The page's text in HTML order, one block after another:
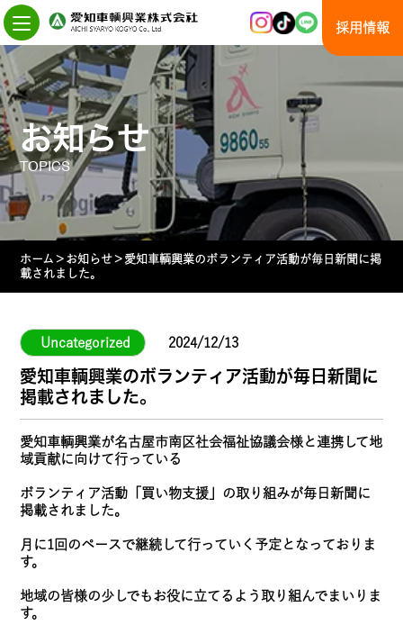
Skip
to
the
content
採用情報
お知らせ
TOPICS
ホーム ＞ お知らせ＞ 愛知車輌興業のボランティア活動が毎日新聞に掲
載されました。
Uncategorized 2024/12/13
愛知車輌興業のボランティア活動が毎日新聞に
掲載されました。
愛知車輌興業が名古屋市南区社会福祉協議会様と連携して地
域貢献に向けて行っている
ボランティア活動「買い物支援」の取り組みが毎日新聞に
掲載されました。
月に1回のペースで継続して行っていく予定となっておりま
す。
地域の皆様の少しでもお役に立てるよう取り組んでまいりま
す。